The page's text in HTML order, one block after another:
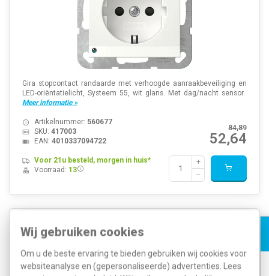
Wij gebruiken cookies
Om u de beste ervaring te bieden gebruiken wij cookies voor
websiteanalyse en (gepersonaliseerde) advertenties. Lees
Gira stopcontact randaarde met verhoogde aanraakbeveiliging en
LED-oriëntatielicht, Systeem 55, wit glans. Met dag/nacht sensor.
Meer informatie »
84,89
52,64
Artikelnummer: 560677
SKU: 417003
EAN: 4010337094722
Voor 21u besteld, morgen in huis*
Voorraad: 13
Gira 079803 wandcontactdoos 2-voudig zonder
randaarde voor enkele inbouwdoos Standaard 55 wit
glans